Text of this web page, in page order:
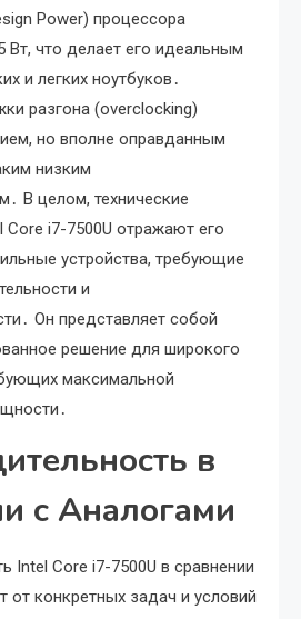
Power) процессора
Вт, что делает его идеальным
и легких ноутбуков․
разгона (overclocking)
но вполне оправданным
низким
В целом, технические
Core i7-7500U отражают его
устройства, требующие
и
Он представляет собой
решение для широкого
максимальной
в
с Аналогами
Intel Core i7-7500U в сравнении
от конкретных задач и условий